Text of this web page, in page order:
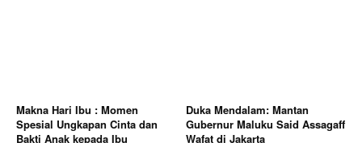
Makna Hari Ibu : Momen
Spesial Ungkapan Cinta dan
Bakti Anak kepada Ibu
Duka Mendalam: Mantan
Gubernur Maluku Said Assagaff
Wafat di Jakarta